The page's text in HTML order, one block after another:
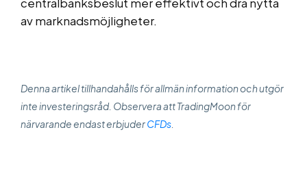
av marknadsmöjligheter.
Denna artikel tillhandahålls för allmän information och utgör
inte investeringsråd. Observera att TradingMoon för
närvarande endast erbjuderCFDs